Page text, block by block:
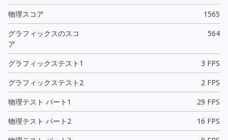
物理スコア
1565
グラフィックスのスコ
ア
564
グラフィックステスト1
3 FPS
グラフィックステスト2
2 FPS
物理テスト パート1
29 FPS
物理テスト パート2
16 FPS